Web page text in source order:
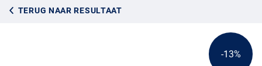
TERUG NAAR RESULTAAT
-13%